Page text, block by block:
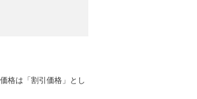
格は「割引価格」とし